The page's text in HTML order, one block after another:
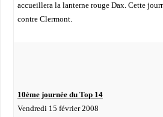
accueillera la lanterne rouge Dax. Cette
contre Clermont.
10ème journée du Top 14
Vendredi 15 février 2008